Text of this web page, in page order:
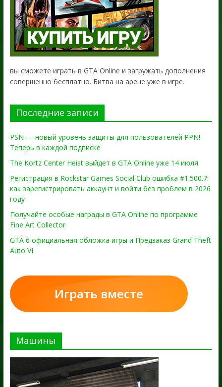
вы сможете играть в GTA Online и загружать дополнения
совершенно бесплатно. Битва на арене уже в игре.
Последние записи
PSN — новый уровень защиты для пользователей PPN!
Теперь в каждой подписке
The Kortz Center Heist выйдет в GTA Online уже 14 июля
Регистрация в Rockstar Games Social Club ошибка #1.500.7:
как зарегистрировать аккаунт и войти без проблем в 2026
году
Получайте особые награды в GTA Online по программе
Fine Art Collector
GTA 6 официальная обложка игры и Предзаказ Grand Theft
Auto VI
Играть вместе
Машины